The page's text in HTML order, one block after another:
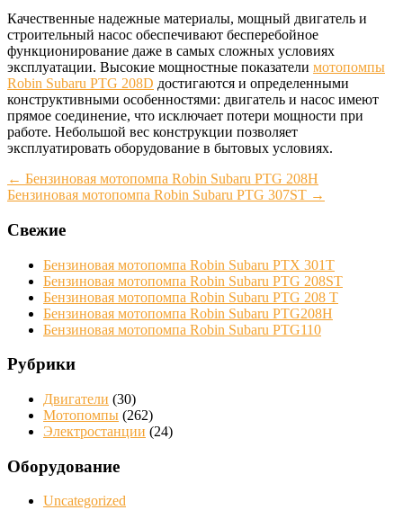
Качественные надежные материалы, мощный двигатель и
строительный насос обеспечивают бесперебойное
функционирование даже в самых сложных условиях
эксплуатации. Высокие мощностные показатели мотопомпы
Robin Subaru PTG 208D достигаются и определенными
конструктивными особенностями: двигатель и насос имеют
прямое соединение, что исключает потери мощности при
работе. Небольшой вес конструкции позволяет
эксплуатировать оборудование в бытовых условиях.
Post
navigation
← Бензиновая мотопомпа Robin Subaru PTG 208H
Бензиновая мотопомпа Robin Subaru PTG 307ST →
Свежие
Бензиновая мотопомпа Robin Subaru PTX 301T
Бензиновая мотопомпа Robin Subaru PTG 208ST
Бензиновая мотопомпа Robin Subaru PTG 208 Т
Бензиновая мотопомпа Robin Subaru PTG208H
Бензиновая мотопомпа Robin Subaru PTG110
Рубрики
Двигатели (30)
Мотопомпы (262)
Электростанции (24)
Оборудование
Uncategorized